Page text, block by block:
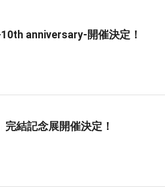
anniversary-開催決定！
完結記念展開催決定！